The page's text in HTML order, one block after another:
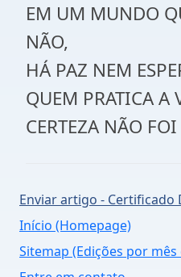
EM UM MUNDO
NÃO,
HÁ PAZ NEM
QUEM PRATICA A
CERTEZA NÃO
Enviar artigo - Certificado
Início (Homepage)
Sitemap (Edições por mês